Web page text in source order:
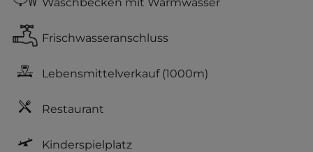
Frischwasseranschluss
Lebensmittelverkauf(1000m)
Restaurant
Kinderspielplatz